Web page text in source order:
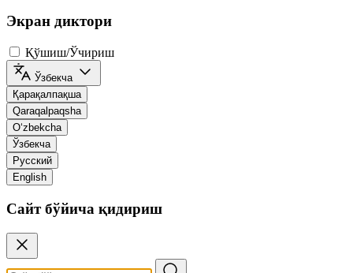
Экран диктори
Қўшиш/Ўчириш
Ўзбекча
Қарақалпақша
Qaraqalpaqsha
O‘zbekcha
Ўзбекча
Русский
English
Сайт бўйича қидириш